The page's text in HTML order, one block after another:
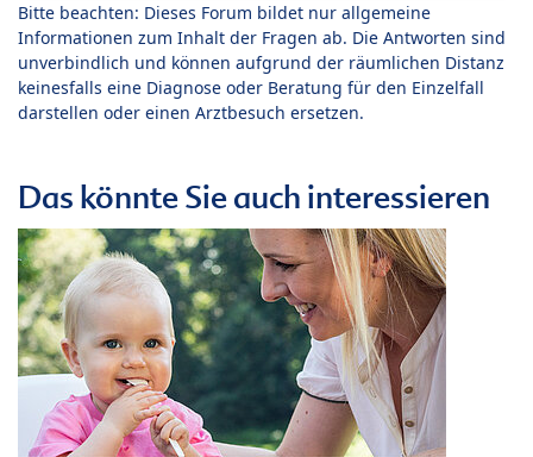
Bitte beachten: Dieses Forum bildet nur allgemeine
Informationen zum Inhalt der Fragen ab. Die Antworten sind
unverbindlich und können aufgrund der räumlichen Distanz
keinesfalls eine Diagnose oder Beratung für den Einzelfall
darstellen oder einen Arztbesuch ersetzen.
Das könnte Sie auch interessieren